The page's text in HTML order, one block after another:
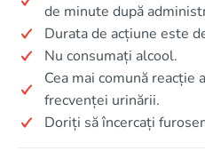
de minute după
Durata de acțiune este
Nu consumați alcool.
Cea mai comună reacție
frecvenței urinării.
Doriți să încercați